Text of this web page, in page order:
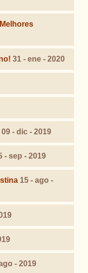
31 - ene - 2020
09 - dic - 2019
- sep - 2019
15 - ago -
- 2019